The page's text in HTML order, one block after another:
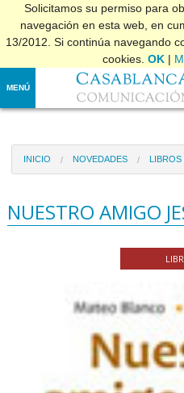
Solicitamos su permiso para
navegación en esta web, en
13/2012. Si continúa navegando
cookies. OK |
MENÚ
INICIO NOVEDADES LIBROS
NUESTRO AMIGO